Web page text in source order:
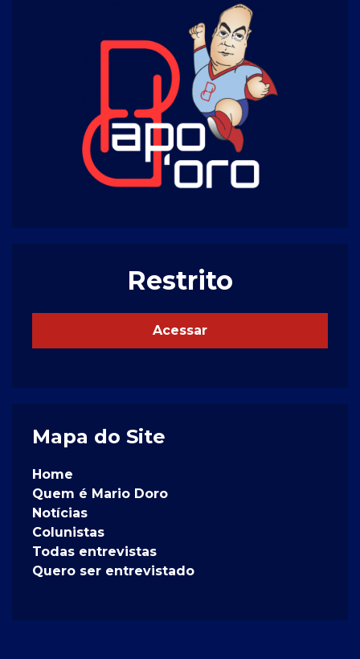
Restrito
Acessar
Mapa do Site
Home
Quem é Mario Doro
Notícias
Colunistas
Todas entrevistas
Quero ser entrevistado